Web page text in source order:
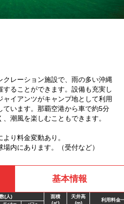
レーション施設で、雨の多い沖縄
ることができます。設備も充実し
イアンツがキャンプ地として利用
ています。那覇空港から車で約5分
潮風を楽しむこともできます。
り料金変動あり。
内にあります。（受付など）
基本情報
(人)
面積
天井高
利用料金